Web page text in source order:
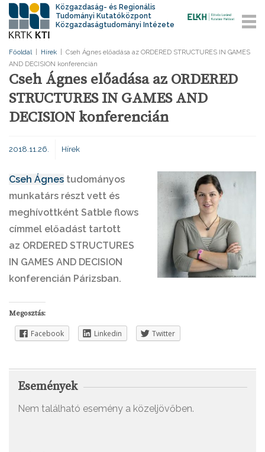
Közgazdaság- és Regionális
Tudományi Kutatóközpont
Közgazdaságtudományi Intézete
Főoldal Hírek
Cseh Ágnes előadása az ORDERED STRUCTURES IN GAMES
AND DECISION konferencián
Cseh Ágnes előadása az ORDERED
STRUCTURES IN GAMES AND
DECISION konferencián
2018.11.26. Hírek
Cseh Ágnes tudományos
munkatárs részt vett és
meghívottként Satble flows
címmel előadást tartott
az ORDERED STRUCTURES
IN GAMES AND DECISION
konferencián Párizsban.
Megosztás:
Facebook Linkedin Twitter
Események
Nem található esemény a közeljövőben.